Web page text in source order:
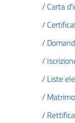
/ Carta
/
/
/
/ Liste
/
/